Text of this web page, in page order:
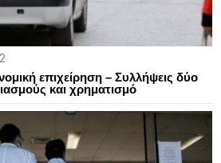
επιχείρηση – Συλλήψεις δύο
και χρηματισμό